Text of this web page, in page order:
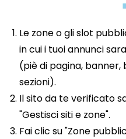
Le zone o gli slot
in cui i tuoi annunci
(piè di pagina,
sezioni).
Il sito da te verificato
"Gestisci siti e zone".
Fai clic su "Zone